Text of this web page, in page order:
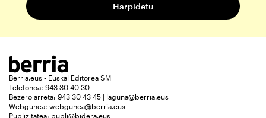
Berria.eus - Euskal Editorea SM
Telefonoa: 943 30 40 30
Bezero arreta: 943 30 43 45 | laguna@berria.eus
Webgunea: webgunea@berria.eus
Publizitatea: publi@bidera.eus